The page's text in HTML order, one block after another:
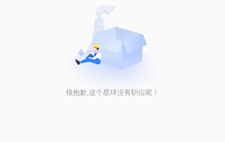
很抱歉,这个星球没有职位呢！